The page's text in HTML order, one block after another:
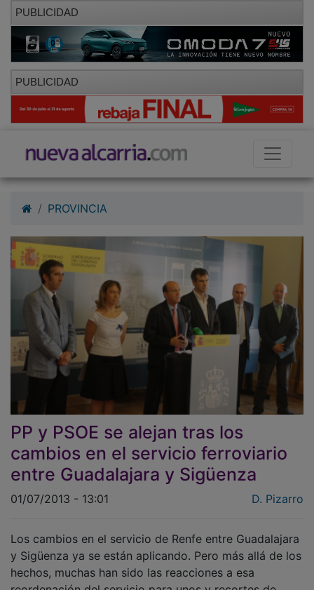
PUBLICIDAD
PUBLICIDAD
PP y PSOE se alejan tras los
cambios en el servicio ferroviario
entre Guadalajara y Sigüenza
y Sigüenza ya se están aplicando. Pero más allá de los
hechos, muchas han sido las reacciones a esa
reordenación del servicio para unos y recortes de